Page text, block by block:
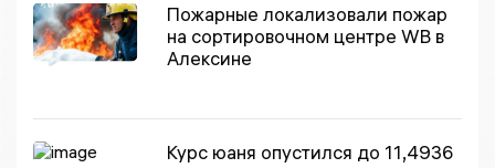
Пожарные локализовали пожар
на сортировочном центре WB в
Алексине
Курс юаня опустился до 11,4936